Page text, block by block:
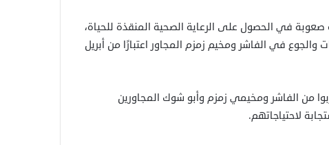
تواجه صعوبة في الحصول على الرعاية الصحية المنقذة للحياة،
من الاشتباكات والجوع في الفاشر ومخيم زمزم المجاور اعتبارًا من أبريل
من الفاشر ومخيمي زمزم وأبو شوك المجاورين
لاحتياجاتهم.